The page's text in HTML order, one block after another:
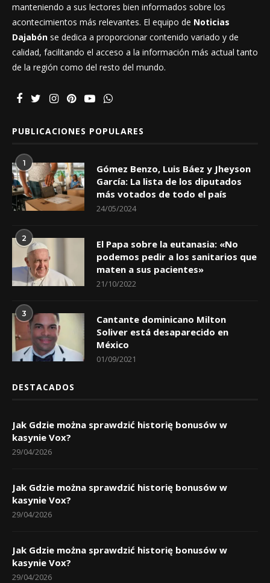
manteniendo a sus lectores bien informados sobre los
acontecimientos más relevantes. El equipo de Noticias
Dajabón se dedica a proporcionar contenido variado y de
calidad, facilitando el acceso a la información más actual tanto
de la región como del resto del mundo.
PUBLICACIONES POPULARES
1
Gómez Benzo, Luis Báez y Jheyson
García: La lista de los diputados
más votados de todo el país
24/05/2024
2
El Papa sobre la eutanasia: «No
podemos pedir a los sanitarios que
maten a sus pacientes»
21/10/2022
3
Cantante dominicano Milton
Soliver está desaparecido en
México
01/09/2021
DESTACADOS
Jak Gdzie można sprawdzić historię bonusów w
kasynie Vox?
29/04/2026
Jak Gdzie można sprawdzić historię bonusów w
kasynie Vox?
29/04/2026
Jak Gdzie można sprawdzić historię bonusów w
kasynie Vox?
29/04/2026